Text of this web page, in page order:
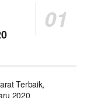
Terbaik,
2020